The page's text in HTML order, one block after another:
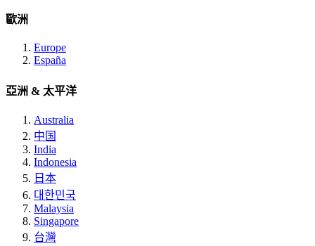
歐洲
Europe
España
亞洲 & 太平洋
Australia
中国
India
Indonesia
日本
대한민국
Malaysia
Singapore
台灣